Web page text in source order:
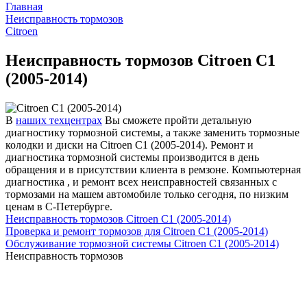
Главная
Неисправность тормозов
Citroen
Неисправность тормозов Citroen C1
(2005-2014)
В наших техцентрах Вы сможете пройти детальную
диагностику тормозной системы, а также заменить тормозные
колодки и диски на Citroen C1 (2005-2014). Ремонт и
диагностика тормозной системы производится в день
обращения и в присутствии клиента в ремзоне. Компьютерная
диагностика , и ремонт всех неисправностей связанных с
тормозами на машем автомобиле только сегодня, по низким
ценам в С-Петербурге.
Неисправность тормозов Citroen C1 (2005-2014)
Проверка и ремонт тормозов для Citroen C1 (2005-2014)
Обслуживание тормозной системы Citroen C1 (2005-2014)
Неисправность тормозов